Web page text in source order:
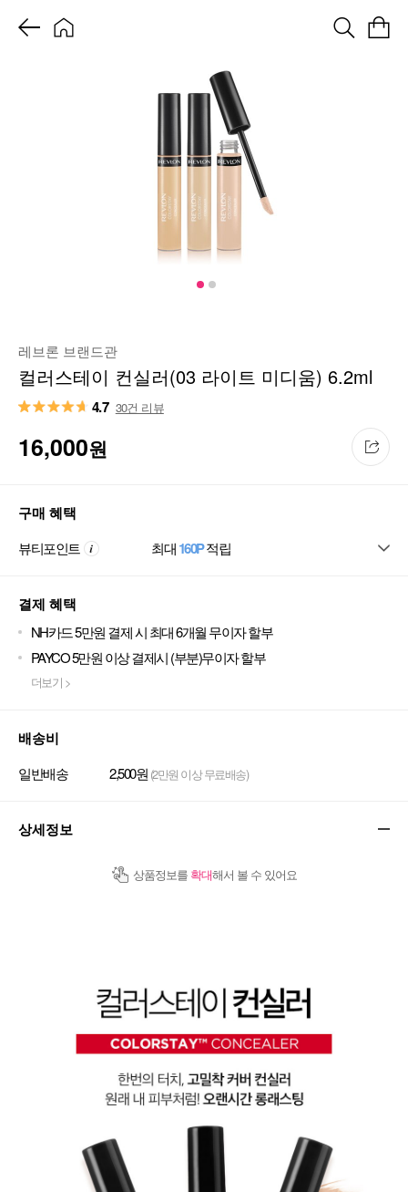
레브론 브랜드관
컬러스테이 컨실러(03 라이트 미디움) 6.2ml
4.7 30건 리뷰
16,000원
구매 혜택
뷰티포인트 최대160P적립
결제 혜택
NH카드 5만원 결제 시 최대 6개월 무이자 할부
PAYCO 5만원 이상 결제시 (부분)무이자 할부
더보기 >
배송비
일반배송 2,500원 (2만원 이상 무료배송)
상세정보
상품정보를 확대해서 볼 수 있어요